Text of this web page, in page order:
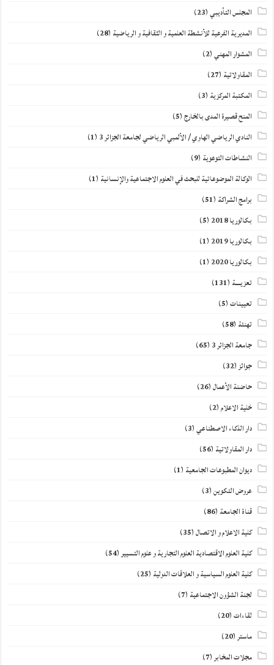
المجلس التأديبي(23)
المديرية الفرعية للأنشطة العلمية و الثقافية و الرياضية (28)
المشوار المهني(2)
المقاولاتية (27)
المكتبة المركزية (3)
المنح قصيرة المدى بالخارج(5)
النادي الرياضي الهاوي / الألمبي الرياضي لجامعة الجزائر 3 (1)
النشاطات التوعوية (9)
الوكالة الموضوعاتية للبحث في العلوم الاجتماعية والإنسانية (1)
برامج الشراكة (51)
بكالوريا 2018
(5)
بكالوريا 2019
(1)
بكالوريا 2020
(1)
تعزيــــة (131)
تعيينات(5)
تهنئة (58)
جامعة الجزائر 3 (65)
جوائز(32)
حاضنة الأعمال(26)
خلية الاعلام(2)
دار الذكاء الاصطناعي(3)
دار المقاولاتية (56)
ديوان المطبوعات الجامعية (1)
عروض التكوين(3)
قناة الجامعة (86)
كلية الاعلام و الاتصال(35)
كلية العلوم الاقتصادية العلوم التجارية و علوم التسيير(54)
كلية العلوم السياسية و العلاقات الدولية (25)
لجنة الشؤون الاجتماعية (7)
لقاءات(20)
ماستر(20)
مجلات المخابر(7)